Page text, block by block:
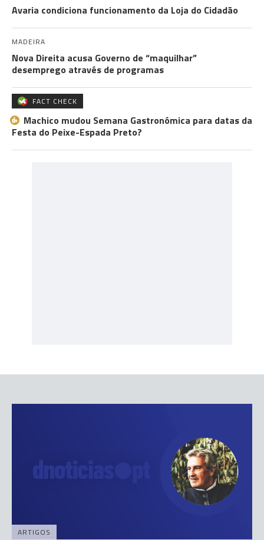
Avaria condiciona funcionamento da Loja do Cidadão
MADEIRA
Nova Direita acusa Governo de “maquilhar”
desemprego através de programas
FACT CHECK
Machico mudou Semana Gastronómica para datas da
Festa do Peixe-Espada Preto?
ARTIGOS